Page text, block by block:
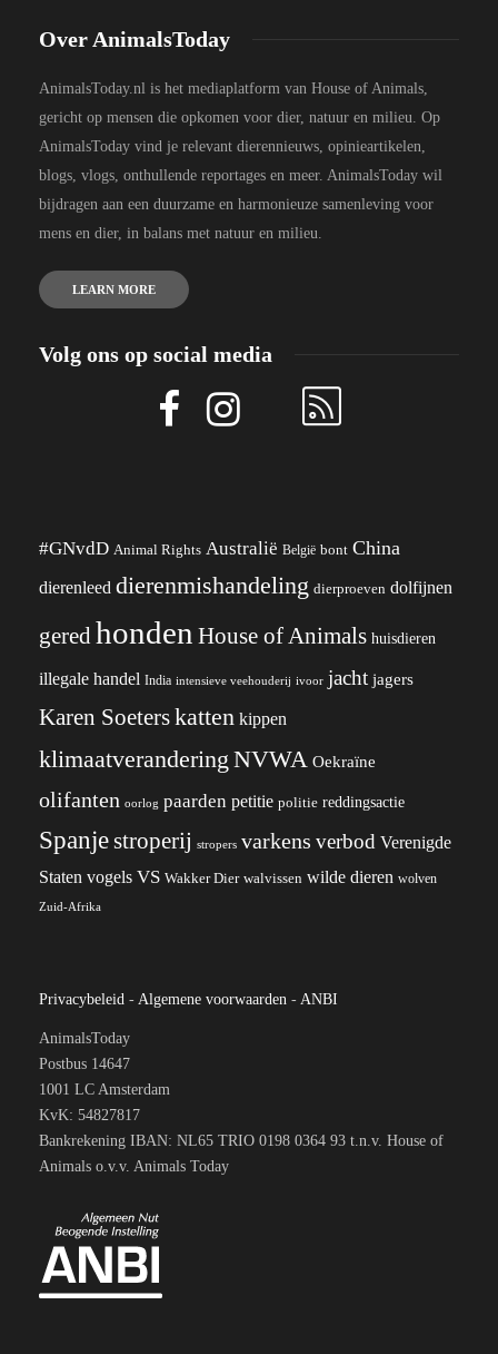
Over AnimalsToday
AnimalsToday.nl is het mediaplatform van House of Animals,
gericht op mensen die opkomen voor dier, natuur en milieu. Op
AnimalsToday vind je relevant dierennieuws, opinieartikelen,
blogs, vlogs, onthullende reportages en meer. AnimalsToday wil
bijdragen aan een duurzame en harmonieuze samenleving voor
mens en dier, in balans met natuur en milieu.
LEARN MORE
Volg ons op social media
#GNvdD Animal Rights Australië België bont China
dierenleed dierenmishandeling dierproeven dolfijnen
gered honden House of Animals huisdieren
illegale handel India intensieve veehouderij ivoor jacht jagers
Karen Soeterskatten kippen
klimaatverandering NVWA Oekraïne
olifanten oorlog paarden petitie politie reddingsactie
Spanjestroperij stropers varkens verbod Verenigde
Staten vogels VS Wakker Dier walvissen wilde dieren wolven
Zuid-Afrika
Privacybeleid - Algemene voorwaarden - ANBI
AnimalsToday
Postbus 14647
1001 LC Amsterdam
KvK: 54827817
Bankrekening IBAN: NL65 TRIO 0198 0364 93 t.n.v. House of
Animals o.v.v. Animals Today